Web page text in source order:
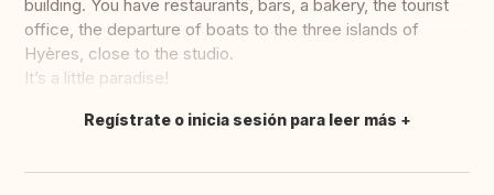
building. You have restaurants, bars, a bakery, the tourist
office, the departure of boats to the three islands of
Hyères, close to the studio.
It’s a little paradise!
Traducir
Regístrate o inicia sesión para leer más